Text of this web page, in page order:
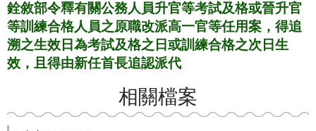
銓敘部令釋有關公務人員升官等考試及格或晉升官
等訓練合格人員之原職改派高一官等任用案，得追
溯之生效日為考試及格之日或訓練合格之次日生
效，且得由新任首長追認派代
相關檔案